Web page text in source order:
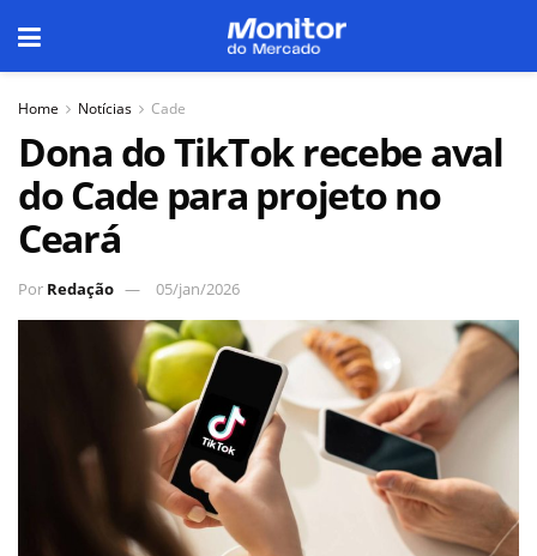
Home Notícias Cade
Dona do TikTok recebe aval
do Cade para projeto no
Ceará
Por Redação 05/jan/2026